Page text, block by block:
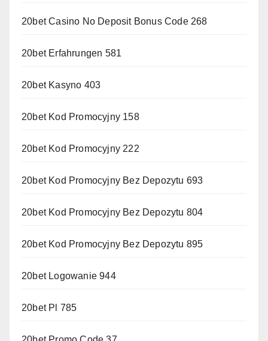
20bet Casino No Deposit Bonus Code 268
20bet Erfahrungen 581
20bet Kasyno 403
20bet Kod Promocyjny 158
20bet Kod Promocyjny 222
20bet Kod Promocyjny Bez Depozytu 693
20bet Kod Promocyjny Bez Depozytu 804
20bet Kod Promocyjny Bez Depozytu 895
20bet Logowanie 944
20bet Pl 785